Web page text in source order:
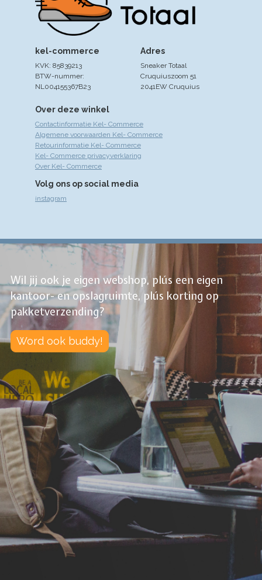
Over deze winkel
Contactinformatie Kel- Commerce
Algemene voorwaarden Kel- Commerce
Retourinformatie Kel- Commerce
Kel- Commerce privacyverklaring
Over Kel- Commerce
Volg ons op social media
instagram
Adres
Sneaker Totaal
Cruquiuszoom 51
2041EW Cruquius
kel-commerce
KVK: 85839213
BTW-nummer:
NL004155367B23
Wil jij ook je eigen webshop, plús een eigen
kantoor- en opslagruimte, plús korting op
pakketverzending?
Word ook buddy!